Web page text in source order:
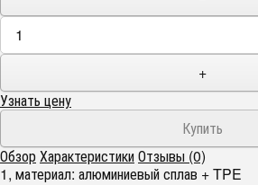
+
Узнать цену
ОбзорХарактеристикиОтзывы (0)
1, материал: алюминиевый сплав + TPE